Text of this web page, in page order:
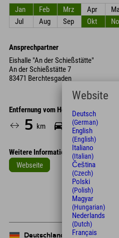
Jan
Feb Mrz Apr
Jul
Aug Sep Okt
Ansprechpartner
Eishalle "An der Schießstätte"
An der Schießstätte 7
83471 Berchtesgaden
Entfernung vom Hotel
5 km 10 Min.
Weitere Informationen
Webseite
Deutschland
Website
Deutsch
(German)
English
(English)
Italiano
(Italian)
Čeština
(Czech)
Polski
(Polish)
Magyar
(Hungarian)
Nederlands
(Dutch)
Français